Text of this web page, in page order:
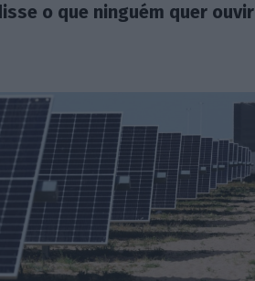
o que ninguém quer ouvir